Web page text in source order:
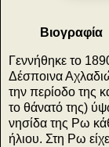
Βιογραφία
Γεννήθηκε το
Δέσποινα
την περίοδο της
το θάνατό της)
νησίδα της Ρω
ήλιου. Στη Ρω